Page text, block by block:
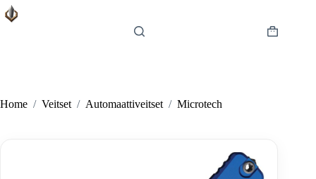
Skip
to
Shopping
Home / Veitset / Automaattiveitset / Microtech